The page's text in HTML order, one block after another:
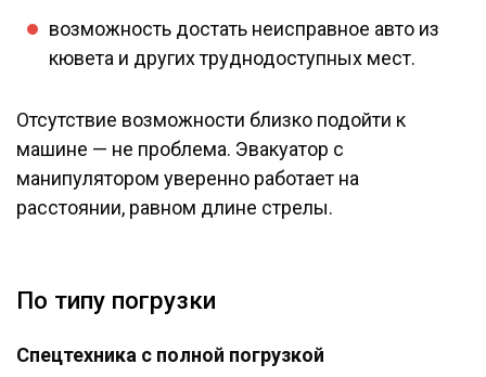
возможность достать неисправное авто из
кювета и других труднодоступных мест.
Отсутствие возможности близко подойти к
машине — не проблема. Эвакуатор с
манипулятором уверенно работает на
расстоянии, равном длине стрелы.
По типу погрузки
Спецтехника с полной погрузкой